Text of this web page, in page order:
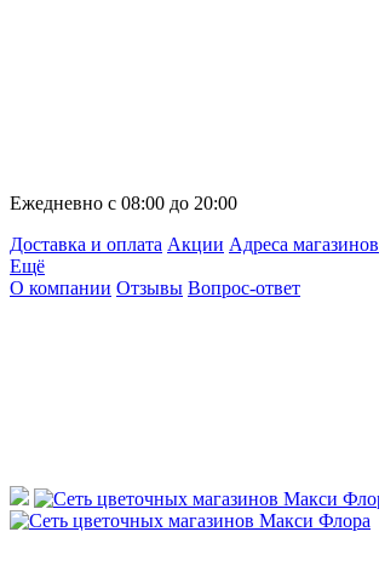
Ежедневно с 08:00 до 20:00
Доставка и оплата Акции Адреса магазинов
Ещё
О компании Отзывы Вопрос-ответ